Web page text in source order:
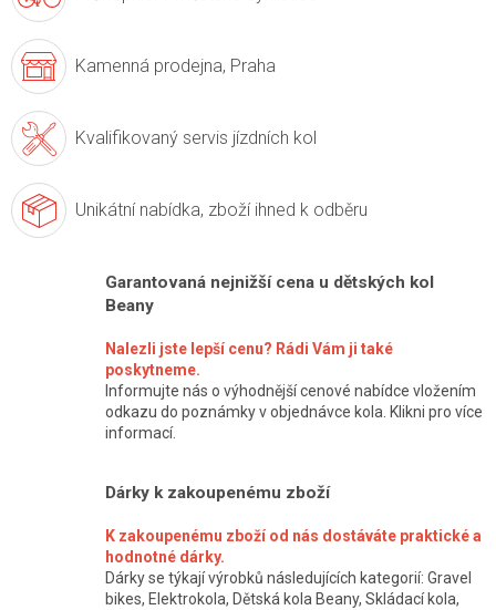
Kamenná prodejna, Praha
Kvalifikovaný servis jízdních kol
Unikátní nabídka, zboží ihned k odběru
Garantovaná nejnižší cena u dětských kol
Beany
Nalezli jste lepší cenu? Rádi Vám ji také
poskytneme.
Informujte nás o výhodnější cenové nabídce vložením
odkazu do poznámky v objednávce kola. Klikni pro více
informací.
Dárky k zakoupenému zboží
K zakoupenému zboží od nás dostáváte praktické a
hodnotné dárky.
Dárky se týkají výrobků následujících kategorií: Gravel
bikes, Elektrokola, Dětská kola Beany, Skládací kola,